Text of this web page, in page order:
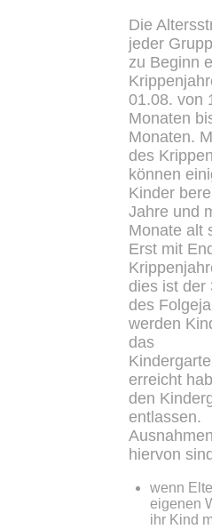
Die
jeder
zu Beginn
01.08. von
Monaten
Monaten.
des
können
Kinder
Jahre und
Monate alt
Erst mit
dies ist der
des
werden
das
erreicht
den
entlassen.
Ausnahmen
hiervon
wenn
eigenen
ihr Kind